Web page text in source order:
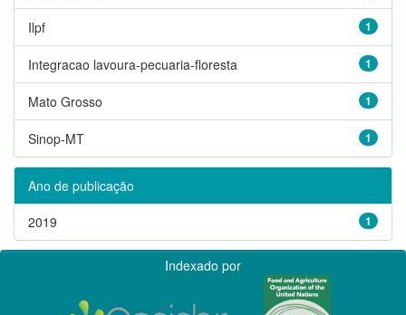
1
Ilpf
1
Integracao lavoura-pecuaria-floresta
1
Mato Grosso
1
Sinop-MT
Ano de publicação
1
2019
Indexado por